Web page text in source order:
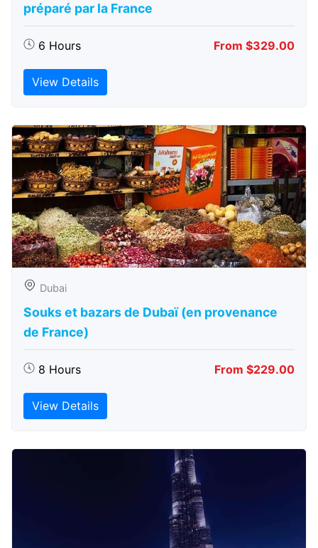
préparé par la France
6 Hours From $329.00
View Details
Dubai
Souks et bazars de Dubaï (en provenance
de France)
8 Hours From $229.00
View Details